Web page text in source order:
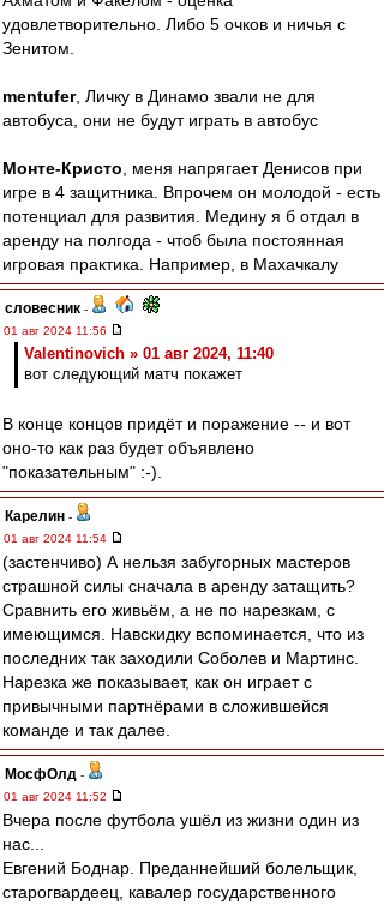
удовлетворительно. Либо 5 очков и ничья с
Зенитом.
mentufer, Личку в Динамо звали не для
автобуса, они не будут играть в автобус
Монте-Кристо , меня напрягает Денисов при
игре в 4 защитника. Впрочем он молодой - есть
потенциал для развития. Медину я б отдал в
аренду на полгода - чтоб была постоянная
игровая практика. Например, в Махачкалу
словесник -
01 авг 2024 11:56
Valentinovich » 01 авг 2024, 11:40
вот следующий матч покажет
В конце концов придёт и поражение -- и вот
оно-то как раз будет объявлено
"показательным" :-).
Карелин -
01 авг 2024 11:54
(застенчиво) А нельзя забугорных мастеров
страшной силы сначала в аренду затащить?
Сравнить его живьём, а не по нарезкам, с
имеющимся. Навскидку вспоминается, что из
последних так заходили Соболев и Мартинс.
Нарезка же показывает, как он играет с
привычными партнёрами в сложившейся
команде и так далее.
МосфОлд -
01 авг 2024 11:52
Вчера после футбола ушёл из жизни один из
нас...
Евгений Боднар. Преданнейший болельщик,
старогвардеец, кавалер государственного